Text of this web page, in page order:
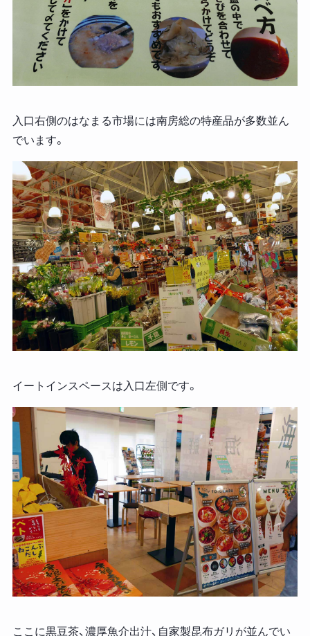
入口右側のはなまる市場には南房総の特産品が多数並ん
でいます。
イートインスペースは入口左側です。
ここに黒豆茶、濃厚魚介出汁、自家製昆布ガリが並んでい